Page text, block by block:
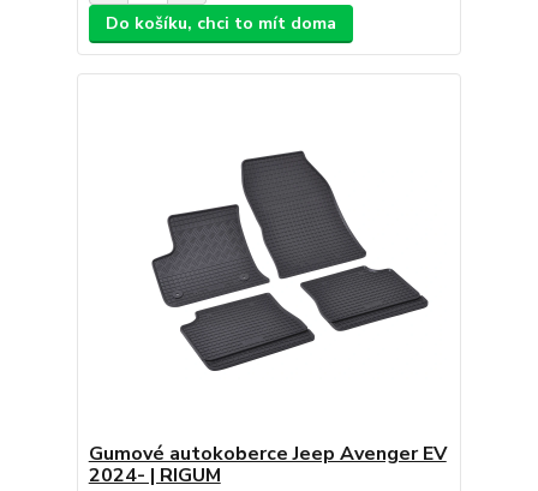
Do košíku, chci to mít doma
Gumové autokoberce Jeep Avenger EV
2024- | RIGUM